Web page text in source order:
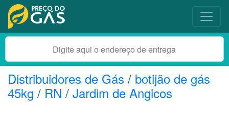
Distribuidores de Gás / botijão de gás
45kg / RN / Jardim de Angicos